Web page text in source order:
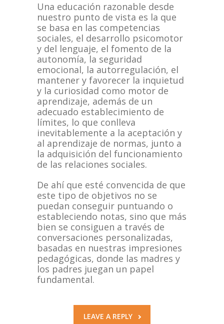
Una educación razonable desde
nuestro punto de vista es la que
se basa en las competencias
sociales, el desarrollo psicomotor
y del lenguaje, el fomento de la
autonomía, la seguridad
emocional, la autorregulación, el
mantener y favorecer la inquietud
y la curiosidad como motor de
aprendizaje, además de un
adecuado establecimiento de
límites, lo que conlleva
inevitablemente a la aceptación y
al aprendizaje de normas, junto a
la adquisición del funcionamiento
de las relaciones sociales.
De ahí que esté convencida de que
este tipo de objetivos no se
puedan conseguir puntuando o
estableciendo notas, sino que más
bien se consiguen a través de
conversaciones personalizadas,
basadas en nuestras impresiones
pedagógicas, donde las madres y
los padres juegan un papel
fundamental.
LEAVE A REPLY